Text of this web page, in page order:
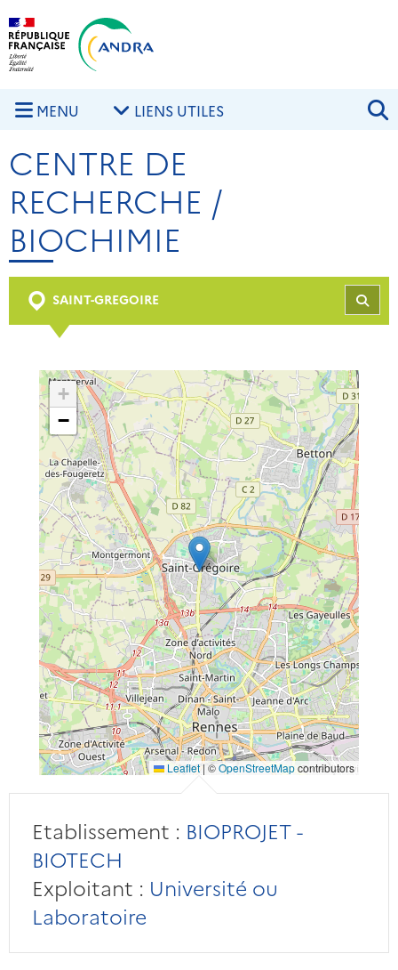
Aller au contenu principal
MENU LIENS UTILES
CENTRE DE
RECHERCHE /
BIOCHIMIE
SAINT-GREGOIRE
+
−
Leaflet|©OpenStreetMapcontributors
Etablissement : BIOPROJET -
BIOTECH
Exploitant : Université ou
Laboratoire